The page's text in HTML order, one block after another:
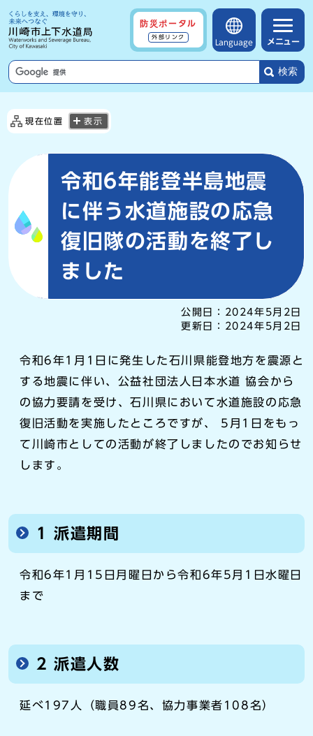
防災ポータル
外部リンク
Language メニュー
検索
現在位置 表示
令和6年能登半島地震
に伴う水道施設の応急
復旧隊の活動を終了し
ました
公開日：
2024年5月2日
更新日：
2024年5月2日
令和6年1月1日に発生した石川県能登地方を震源と
する地震に伴い、公益社団法人日本水道 協会から
の協力要請を受け、石川県において水道施設の応急
復旧活動を実施したところですが、 5月1日をもっ
て川崎市としての活動が終了しましたのでお知らせ
します。
1 派遣期間
令和6年1月15日月曜日から令和6年5月1日水曜日
まで
2 派遣人数
延べ197人（職員89名、協力事業者108名）